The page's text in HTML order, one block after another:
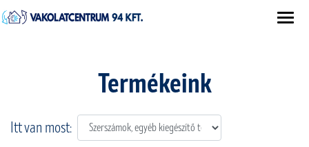
Termékeink
Itt van most: